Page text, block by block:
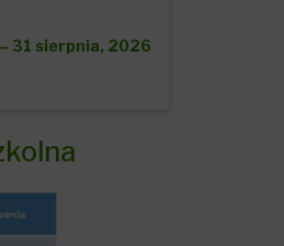
– 31 sierpnia, 2026